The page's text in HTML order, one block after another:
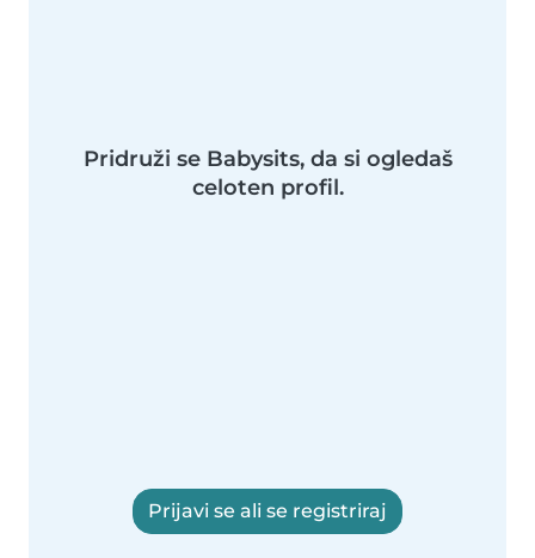
Pridruži se Babysits, da si ogledaš
celoten profil.
Prijavi se ali se registriraj